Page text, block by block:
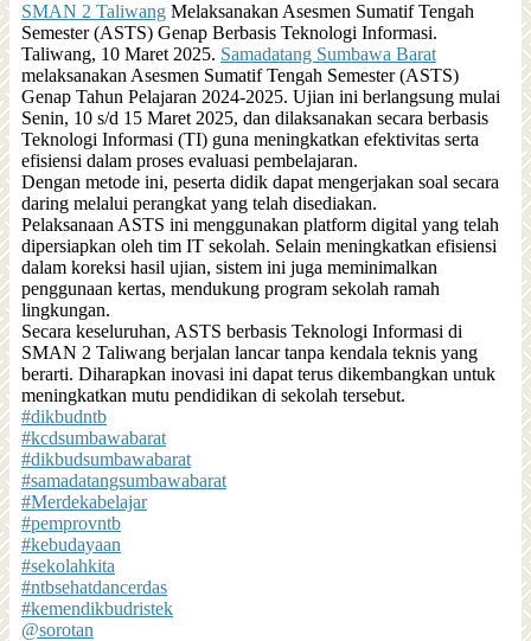
SMAN 2 Taliwang Melaksanakan Asesmen Sumatif Tengah
Semester (ASTS) Genap Berbasis Teknologi Informasi.
Taliwang, 10 Maret 2025. Samadatang Sumbawa Barat
melaksanakan Asesmen Sumatif Tengah Semester (ASTS)
Genap Tahun Pelajaran 2024-2025. Ujian ini berlangsung mulai
Senin, 10 s/d 15 Maret 2025, dan dilaksanakan secara berbasis
Teknologi Informasi (TI) guna meningkatkan efektivitas serta
efisiensi dalam proses evaluasi pembelajaran.
Dengan metode ini, peserta didik dapat mengerjakan soal secara
daring melalui perangkat yang telah disediakan.
Pelaksanaan ASTS ini menggunakan platform digital yang telah
dipersiapkan oleh tim IT sekolah. Selain meningkatkan efisiensi
dalam koreksi hasil ujian, sistem ini juga meminimalkan
penggunaan kertas, mendukung program sekolah ramah
lingkungan.
Secara keseluruhan, ASTS berbasis Teknologi Informasi di
SMAN 2 Taliwang berjalan lancar tanpa kendala teknis yang
berarti. Diharapkan inovasi ini dapat terus dikembangkan untuk
meningkatkan mutu pendidikan di sekolah tersebut.
#dikbudntb
#kcdsumbawabarat
#dikbudsumbawabarat
#samadatangsumbawabarat
#Merdekabelajar
#pemprovntb
#kebudayaan
#sekolahkita
#ntbsehatdancerdas
#kemendikbudristek
@sorotan